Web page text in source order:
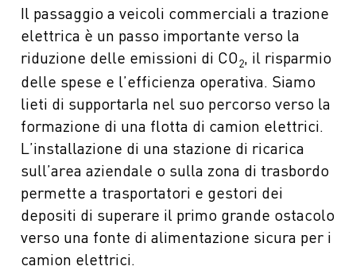
Il passaggio a veicoli commerciali a trazione
elettrica è un passo importante verso la
riduzione delle emissioni di CO2, il risparmio
delle spese e l’efficienza operativa. Siamo
lieti di supportarla nel suo percorso verso la
formazione di una flotta di camion elettrici.
L’installazione di una stazione di ricarica
sull’area aziendale o sulla zona di trasbordo
permette a trasportatori e gestori dei
depositi di superare il primo grande ostacolo
verso una fonte di alimentazione sicura per i
camion elettrici.